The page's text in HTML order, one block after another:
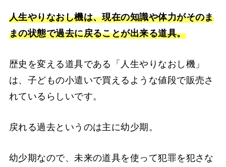
人生やりなおし機は、現在の知識や体力がそのま
まの状態で過去に戻ることが出来る道具。
歴史を変える道具である「人生やりなおし機」
は、子どもの小遣いで買えるような値段で販売さ
れているらしいです。
戻れる過去というのは主に幼少期。
幼少期なので、未来の道具を使って犯罪を犯さな